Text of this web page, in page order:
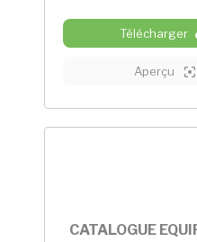
Télécharger
Aperçu
CATALOGUE